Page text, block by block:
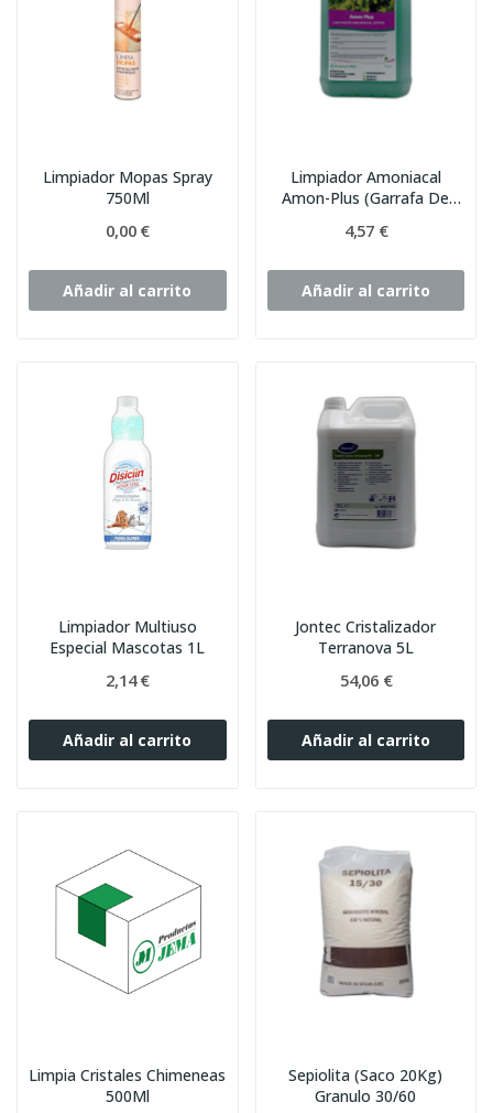
Limpiador Mopas Spray
750Ml
0,00 €
Añadir al carrito
Limpiador Amoniacal
Amon-Plus (Garrafa De
4,57 €
Añadir al carrito
Limpiador Multiuso
Especial Mascotas 1L
2,14 €
Añadir al carrito
Jontec Cristalizador
Terranova 5L
54,06 €
Añadir al carrito
Limpia Cristales Chimeneas
500Ml
Sepiolita (Saco 20Kg)
Granulo 30/60